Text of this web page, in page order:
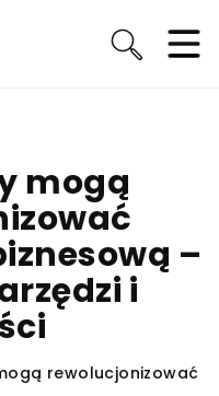
mogą
–
i
rewolucjonizować